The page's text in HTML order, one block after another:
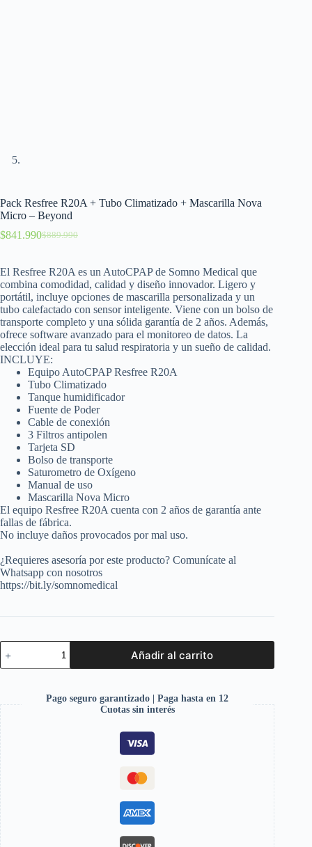
Pack Resfree R20A + Tubo Climatizado + Mascarilla Nova
Micro – Beyond
$889.990
$841.990
El Resfree R20A es un AutoCPAP de Somno Medical que
combina comodidad, calidad y diseño innovador. Ligero y
portátil, incluye opciones de mascarilla personalizada y un
tubo calefactado con sensor inteligente. Viene con un bolso de
transporte completo y una sólida garantía de 2 años. Además,
ofrece software avanzado para el monitoreo de datos. La
elección ideal para tu salud respiratoria y un sueño de calidad.
INCLUYE:
Equipo AutoCPAP Resfree R20A
Tubo Climatizado
Tanque humidificador
Fuente de Poder
Cable de conexión
3 Filtros antipolen
Tarjeta SD
Bolso de transporte
Saturometro de Oxígeno
Manual de uso
Mascarilla Nova Micro
El equipo Resfree R20A cuenta con 2 años de garantía ante
fallas de fábrica.
No incluye daños provocados por mal uso.
¿Requieres asesoría por este producto? Comunícate al
Whatsapp con nosotros
https://bit.ly/somnomedical
Añadir al carrito
Pago seguro garantizado | Paga hasta en 12
Cuotas sin interés